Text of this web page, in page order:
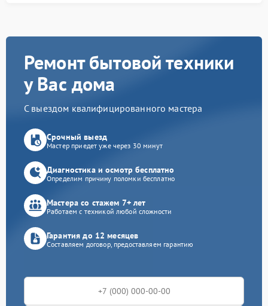
Ремонт бытовой техники
у Вас дома
С выездом квалифицированного мастера
Срочный выезд
Мастер приедет уже через 30 минут
Диагностика и осмотр бесплатно
Определим причину поломки бесплатно
Мастера со стажем 7+ лет
Работаем с техникой любой сложности
Гарантия до 12 месяцев
Составляем договор, предоставляем гарантию